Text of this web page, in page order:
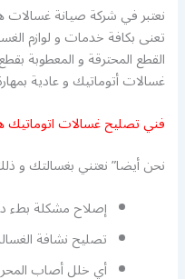
نعتبر في شركة صيانة غسالات
تعنى بكافة خدمات و لوازم
القطع المحترقة و المعطوبة
غسالات أتوماتيك و عادية
فني تصليح غسالات
نحن أيضا” نعتني بغسالتك و
إصلاح مشكلة بطء
تصليح نشافة
أي خلل أصاب